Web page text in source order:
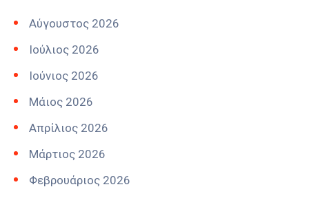
Αύγουστος 2026
Ιούλιος 2026
Ιούνιος 2026
Μάιος 2026
Απρίλιος 2026
Μάρτιος 2026
Φεβρουάριος 2026